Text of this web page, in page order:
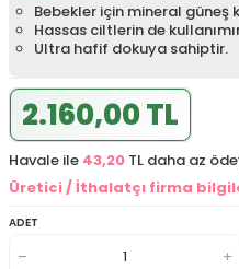
Bebekler için mineral güneş
Hassas ciltlerin de
Ultra hafif dokuya sahiptir.
2.160,00 TL
Havale ile 43,20 TL daha az
Üretici / İthalatçı firma
ADET